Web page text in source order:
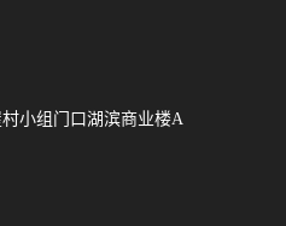
小组门口湖滨商业楼A